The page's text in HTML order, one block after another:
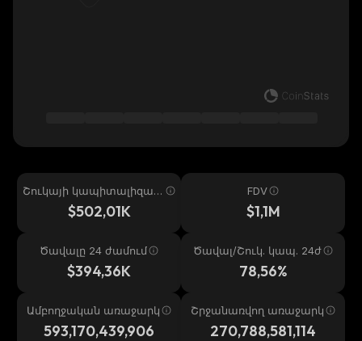
Շուկայի կապիտալիզաց
$502,01K
FDV
$1,1M
Ծավալը 24 ժամում
$394,36K
Ծավալ/Շուկ. կապ. 24ժ
78,56%
Ամբողջական առաջարկ
593,170,439,906
Շրջանառվող առաջարկ
270,788,581,114